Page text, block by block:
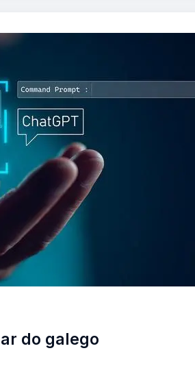
do galego